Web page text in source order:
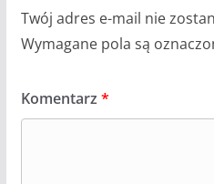
Twój adres e-mail nie
Wymagane pola są
Komentarz *